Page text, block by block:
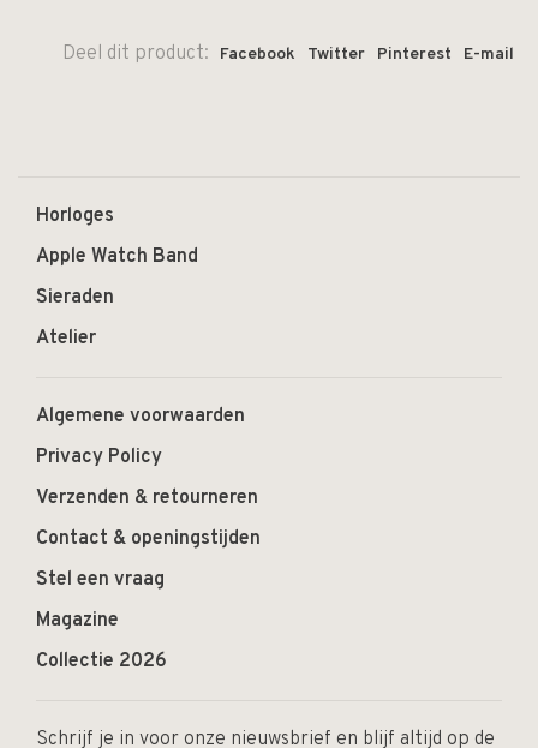
Deel dit product: Facebook Twitter Pinterest E-mail
Horloges
Apple Watch Band
Sieraden
Atelier
Algemene voorwaarden
Privacy Policy
Verzenden & retourneren
Contact & openingstijden
Stel een vraag
Magazine
Collectie 2026
Schrijf je in voor onze nieuwsbrief en blijf altijd op de